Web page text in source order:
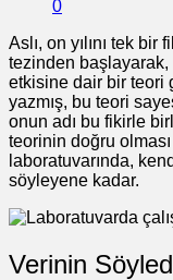
0
Aslı, on yılını tek bir
tezinden
etkisine dair bir teori
yazmış, bu teori
onun adı bu fikirle
teorinin doğru
laboratuvarında,
söyleyene kadar.
Verinin